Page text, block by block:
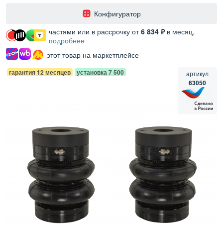
гарантия 12 месяцев установка 7 500 артикул
63050
частями или в рассрочку от6 834 ₽в месяц,
подробнее
этот товар на маркетплейсе
️Конфигуратор